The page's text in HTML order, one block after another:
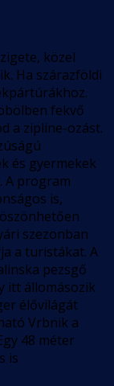
közel
Ha szárazföldi
fekvő
a zipline-ozást.
és gyermekek
A program
is,
szezonban
a turistákat. A
pezsgő
itt állomásozik
élővilágát
Vrbnik a
48 méter
is